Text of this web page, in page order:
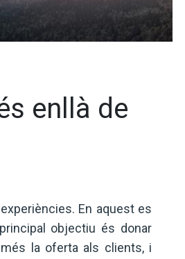
enllà de
En aquest es
objectiu és donar
la oferta als clients, i